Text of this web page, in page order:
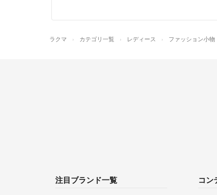
ラクマ カテゴリ一覧 レディース ファッション小物
注目ブランド一覧 コン